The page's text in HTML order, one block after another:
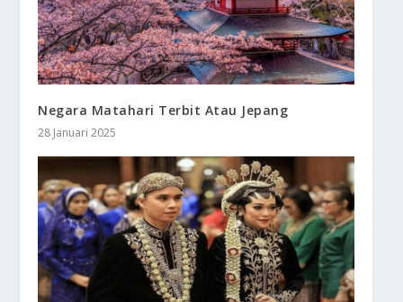
Negara Matahari Terbit Atau Jepang
28 Januari 2025